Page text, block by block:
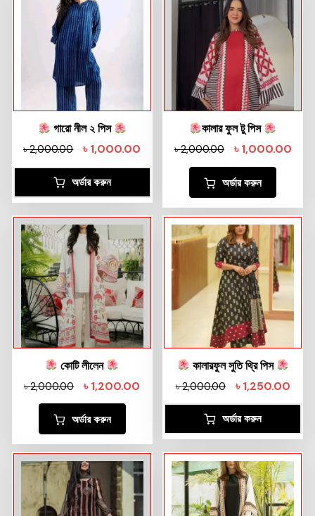
গারো নীল ২ পিস
৳2,000.00 ৳1,000.00
অর্ডার করুন
কালার ফুল টু পিস
৳2,000.00 ৳1,000.00
অর্ডার করুন
কোটি লীলেন
৳2,000.00 ৳1,200.00
অর্ডার করুন
কালারফুল সুতি থ্রি পিস
৳2,000.00 ৳1,250.00
অর্ডার করুন